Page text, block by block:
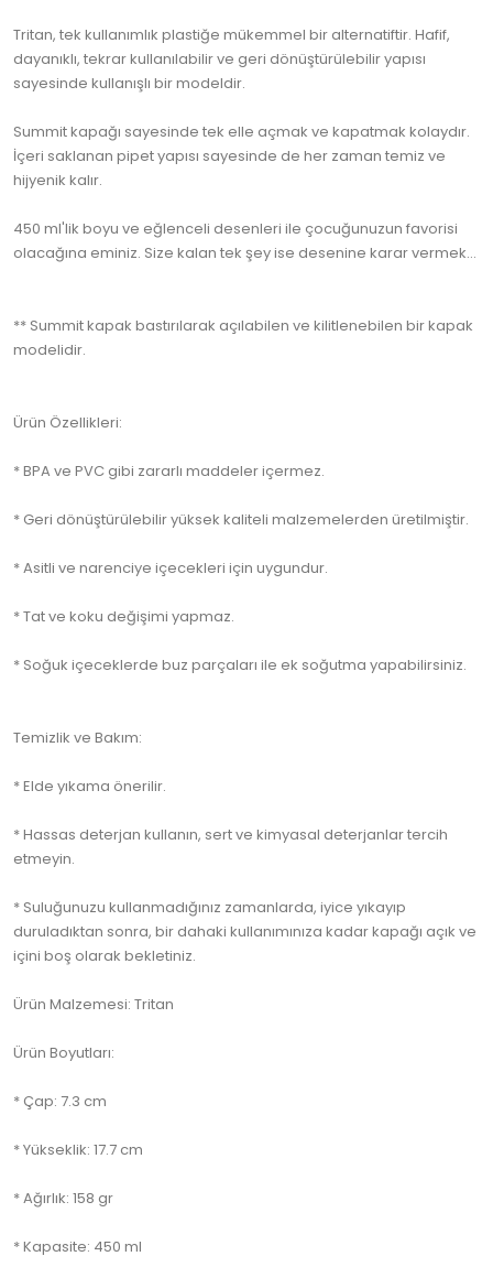
Tritan, tek kullanımlık plastiğe mükemmel bir alternatiftir. Hafif,
dayanıklı, tekrar kullanılabilir ve geri dönüştürülebilir yapısı
sayesinde kullanışlı bir modeldir.
Summit kapağı sayesinde tek elle açmak ve kapatmak kolaydır.
İçeri saklanan pipet yapısı sayesinde de her zaman temiz ve
hijyenik kalır.
450 ml'lik boyu ve eğlenceli desenleri ile çocuğunuzun favorisi
olacağına eminiz. Size kalan tek şey ise desenine karar vermek...
** Summit kapak bastırılarak açılabilen ve kilitlenebilen bir kapak
modelidir.
Ürün Özellikleri:
* BPA ve PVC gibi zararlı maddeler içermez.
* Geri dönüştürülebilir yüksek kaliteli malzemelerden üretilmiştir.
* Asitli ve narenciye içecekleri için uygundur.
* Tat ve koku değişimi yapmaz.
* Soğuk içeceklerde buz parçaları ile ek soğutma yapabilirsiniz.
Temizlik ve Bakım:
* Elde yıkama önerilir.
* Hassas deterjan kullanın, sert ve kimyasal deterjanlar tercih
etmeyin.
* Suluğunuzu kullanmadığınız zamanlarda, iyice yıkayıp
duruladıktan sonra, bir dahaki kullanımınıza kadar kapağı açık ve
içini boş olarak bekletiniz.
Ürün Malzemesi: Tritan
Ürün Boyutları:
* Çap: 7.3 cm
* Yükseklik: 17.7 cm
* Ağırlık: 158 gr
* Kapasite: 450 ml